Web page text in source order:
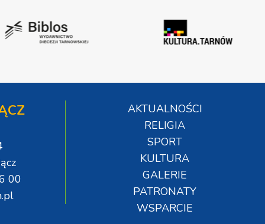
00
AKTUALNOŚCI
RELIGIA
SPORT
KULTURA
GALERIE
PATRONATY
WSPARCIE